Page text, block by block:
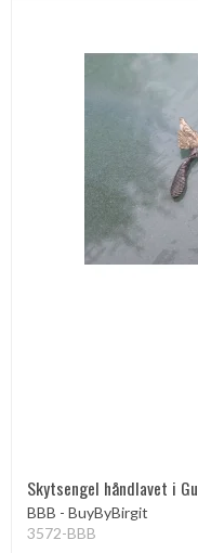
Skytsengel håndlavet i
BBB - BuyByBirgit
3572-BBB